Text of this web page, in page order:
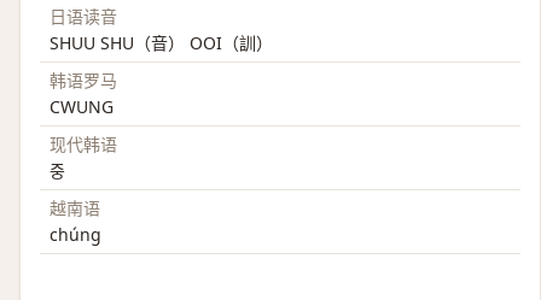
日语读音
SHUU SHU（音） OOI（訓）
韩语罗马
CWUNG
现代韩语
중
越南语
chúng